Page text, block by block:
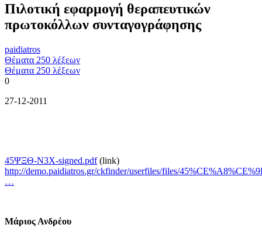
Πιλοτική εφαρμογή θεραπευτικών
πρωτοκόλλων συνταγογράφησης
paidiatros
Θέματα 250 λέξεων
Θέματα 250 λέξεων
0
27-12-2011
45ΨΞΘ-Ν3Χ-signed.pdf(link)
http://demo.paidiatros.gr/ckfinder/userfiles/files/
…
Μάριος Ανδρέου